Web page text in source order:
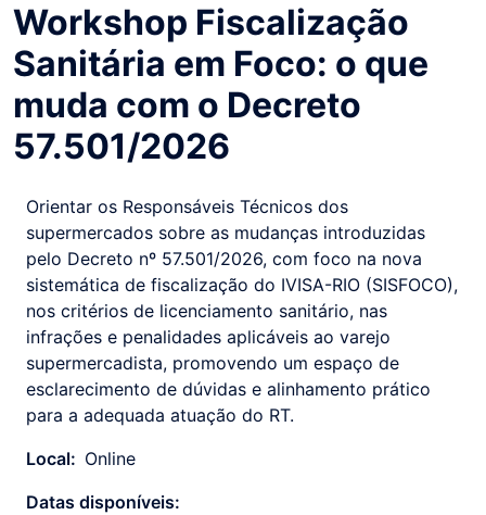
Workshop Fiscalização
Sanitária em Foco: o que
muda com o Decreto
57.501/2026
Orientar os Responsáveis Técnicos dos
supermercados sobre as mudanças introduzidas
pelo Decreto nº 57.501/2026, com foco na nova
sistemática de fiscalização do IVISA-RIO (SISFOCO),
nos critérios de licenciamento sanitário, nas
infrações e penalidades aplicáveis ao varejo
supermercadista, promovendo um espaço de
esclarecimento de dúvidas e alinhamento prático
para a adequada atuação do RT.
Local: Online
Datas disponíveis: